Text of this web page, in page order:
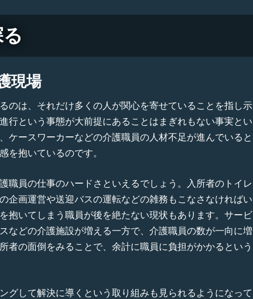
現場
のは、それだけ多くの人が関心を寄せていることを指し示
行という事態が大前提にあることはまぎれもない事実とい
ケースワーカーなどの介護職員の人材不足が進んでいると
を抱いているのです。
職員の仕事のハードさといえるでしょう。入所者のトイレ
企画運営や送迎バスの運転などの雑務もこなさなければい
抱いてしまう職員が後を絶たない現状もあります。サービ
などの介護施設が増える一方で、介護職員の数が一向に増
者の面倒をみることで、余計に職員に負担がかかるという
グして解決に導くという取り組みも見られるようになって